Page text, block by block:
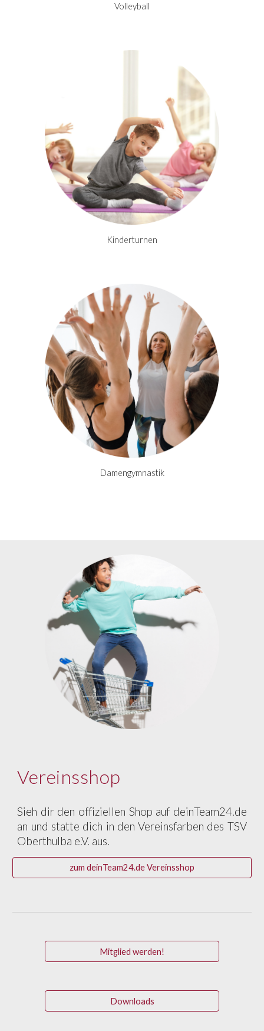
Volleyball
Kinderturnen
Damengymnastik
Vereinsshop
Sieh dir den offiziellen Shop auf deinTeam24.de
an und statte dich in den Vereinsfarben des TSV
Oberthulba e.V. aus.
zum deinTeam24.de Vereinsshop
Mitglied werden!
Downloads